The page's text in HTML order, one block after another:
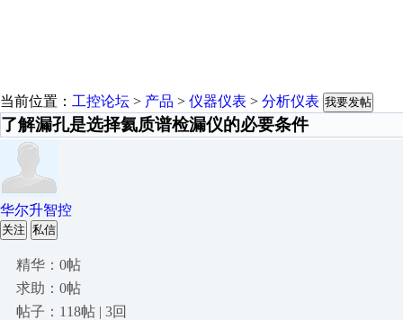
当前位置： 工控论坛 > 产品 > 仪器仪表 > 分析仪表 我要发帖
了解漏孔是选择氦质谱检漏仪的必要条件
华尔升智控
关注 私信
精华：0帖
求助：0帖
帖子：118帖 | 3回